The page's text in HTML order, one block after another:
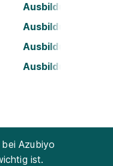
Ausbildung
Ausbildung
Ausbildung
Ausbildung
Azubiyo
ist.